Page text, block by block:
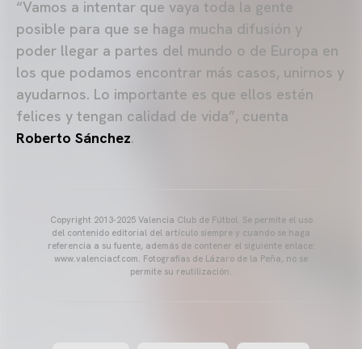
“Vamos a intentar que vaya toda la gente
posible para que se haga mucha difusión y
poder llegar a partes del mundo o de Europa en
los que podamos encontrar más casos, unirnos y
ayudarnos. Lo importante es que ellos estén
felices y tengan calidad de vida”, cuenta
Roberto Sánchez.
Copyright 2013-2025 Valencia Club de Fútbol. Se permite el uso
del contenido editorial del artículo siempre y cuando se haga
referencia a su fuente, además de contener el siguiente enlace:
www.valenciacf.com. Fotografías de Lázaro de la Peña, no se
permite su reutilización.